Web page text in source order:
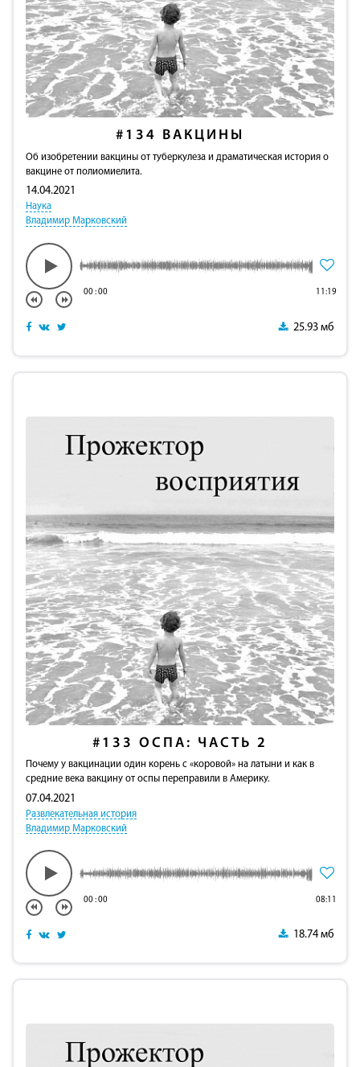
#134 ВАКЦИНЫ
Об изобретении вакцины от туберкулеза и драматическая история о
вакцине от полиомиелита.
14.04.2021
Наука
Владимир Марковский
00:00 11:19
25.93 мб
#133 ОСПА: ЧАСТЬ 2
Почему у вакцинации один корень с «коровой» на латыни и как в
средние века вакцину от оспы переправили в Америку.
07.04.2021
Развлекательная история
Владимир Марковский
00:00 08:11
18.74 мб